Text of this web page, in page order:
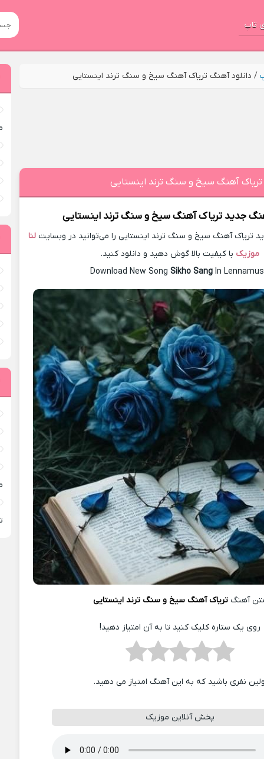
تاپ
/ دانلود آهنگ تریاک آهنگ سیخ و سنگ ترند اینستایی
تریاک آهنگ سیخ و سنگ ترند اینستایی
جدید تریاک آهنگ سیخ و سنگ ترند اینستایی
تریاک آهنگ سیخ و سنگ ترند اینستایی را می‌توانید در وبسایت لنا
موزیک با کیفیت بالا گوش دهید و دانلود کنید.
Download New SongSikho Sang In
آهنگ تریاک آهنگ سیخ و سنگ ترند اینستایی
روی یک ستاره کلیک کنید تا به آن امتیاز دهید!
نفری باشید که به این آهنگ امتیاز می دهید.
پخش آنلاین موزیک